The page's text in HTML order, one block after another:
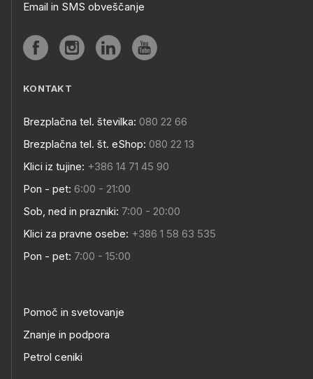
Email in SMS obveščanje
KONTAKT
Brezplačna tel. številka: 080 22 66
Brezplačna tel. št. eShop: 080 22 13
Klici iz tujine: +386 14 71 45 90
Pon - pet: 6:00 - 21:00
Sob, ned in prazniki: 7:00 - 20:00
Klici za pravne osebe: +386 1 58 63 535
Pon - pet: 7:00 - 15:00
Pomoč in svetovanje
Znanje in podpora
Petrol ceniki